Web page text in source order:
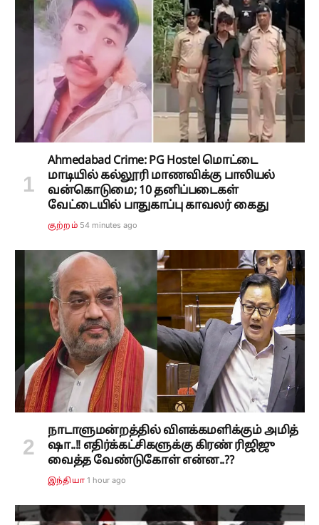
Ahmedabad Crime: PG Hostel மொட்டை
மாடியில் கல்லூரி மாணவிக்கு பாலியல்
வன்கொடுமை; 10 தனிப்படைகள்
வேட்டையில் பாதுகாப்பு காவலர் கைது
குற்றம் 54 minutes ago
நாடாளுமன்றத்தில் விளக்கமளிக்கும் அமித்
ஷா..!! எதிர்க்கட்சிகளுக்கு கிரண் ரிஜிஜு
வைத்த வேண்டுகோள் என்ன..??
இந்தியா 1 hour ago